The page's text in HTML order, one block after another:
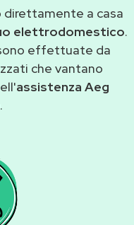
direttamente a casa
elettrodomestico.
effettuate da
che vantano
assistenza Aeg
.